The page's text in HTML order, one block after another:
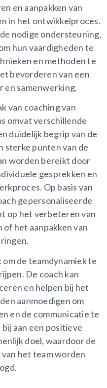
en aanpakken van
in het ontwikkelproces.
nodige ondersteuning,
hun vaardigheden te
en methoden te
bevorderen van een
en samenwerking.
van coaching van
omvat verschillende
duidelijk begrip van de
sterke punten van de
worden bereikt door
gesprekken en
Op basis van
gepersonaliseerde
op het verbeteren van
het aanpakken van
de teamdynamiek te
De coach kan
en helpen bij het
aanmoedigen om
en de communicatie te
aan een positieve
doel, waardoor de
het team worden